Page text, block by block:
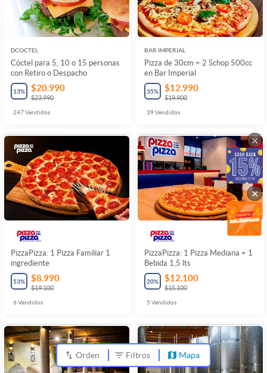
DCOCTEL
Cóctel para 5, 10 o 15 personas
con Retiro o Despacho
13% $20.990
$23.990
247Vendidos
BAR IMPERIAL
Pizza de 30cm + 2 Schop 500cc
en Bar Imperial
35% $12.990
$19.900
39Vendidos
PizzaPizza: 1 Pizza Familiar 1
ingrediente
53% $8.990
$19.100
6Vendidos
PizzaPizza: 1 Pizza Mediana + 1
Bebida 1,5 lts
20% $12.100
$15.100
5 Vendidos
Orden Filtros Mapa
×
×